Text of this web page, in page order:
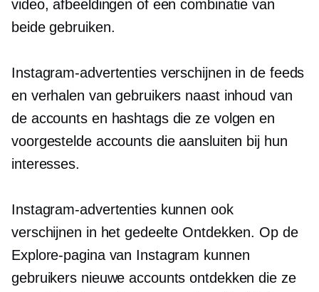
video, afbeeldingen of een combinatie van
beide gebruiken.
Instagram-advertenties verschijnen in de feeds
en verhalen van gebruikers naast inhoud van
de accounts en hashtags die ze volgen en
voorgestelde accounts die aansluiten bij hun
interesses.
Instagram-advertenties kunnen ook
verschijnen in het gedeelte Ontdekken. Op de
Explore-pagina van Instagram kunnen
gebruikers nieuwe accounts ontdekken die ze